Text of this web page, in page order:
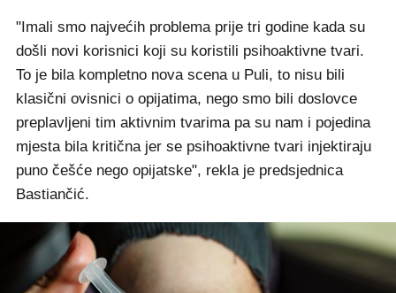
"Imali smo najvećih problema prije tri godine kada su
došli novi korisnici koji su koristili psihoaktivne tvari.
To je bila kompletno nova scena u Puli, to nisu bili
klasični ovisnici o opijatima, nego smo bili doslovce
preplavljeni tim aktivnim tvarima pa su nam i pojedina
mjesta bila kritična jer se psihoaktivne tvari injektiraju
puno češće nego opijatske", rekla je predsjednica
Bastiančić.